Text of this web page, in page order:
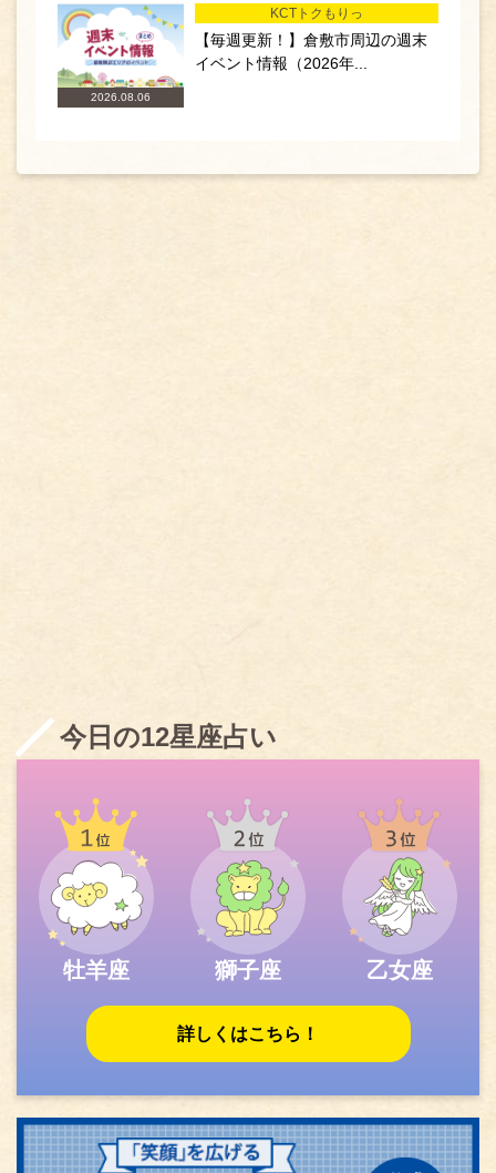
2026.08.06
KCTトクもりっ
【毎週更新！】倉敷市周辺の週末
イベント情報（2026年...
今日の12星座占い
牡羊座 獅子座 乙女座
詳しくはこちら！